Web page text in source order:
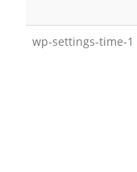
wp-settings-time-1